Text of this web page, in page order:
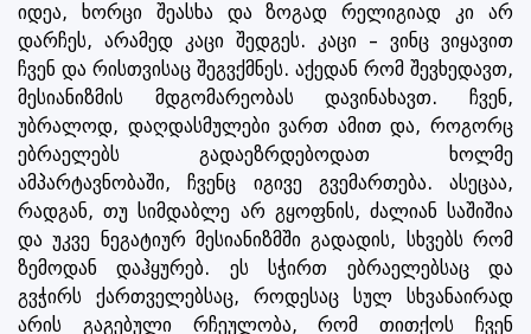
იდეა, ხორცი შეასხა და ზოგად რელიგიად კი არ
დარჩეს, არამედ კაცი შედგეს. კაცი – ვინც ვიყავით
ჩვენ და რისთვისაც შეგვქმნეს. აქედან რომ შევხედავთ,
მესიანიზმის მდგომარეობას დავინახავთ. ჩვენ,
უბრალოდ, დაღდასმულები ვართ ამით და, როგორც
ებრაელებს გადაეზრდებოდათ ხოლმე
ამპარტავნობაში, ჩვენც იგივე გვემართება. ასეცაა,
რადგან, თუ სიმდაბლე არ გყოფნის, ძალიან საშიშია
და უკვე ნეგატიურ მესიანიზმში გადადის, სხვებს რომ
ზემოდან დაჰყურებ. ეს სჭირთ ებრაელებსაც და
გვჭირს ქართველებსაც, როდესაც სულ სხვანაირად
არის გაგებული რჩეულობა, რომ თითქოს ჩვენ